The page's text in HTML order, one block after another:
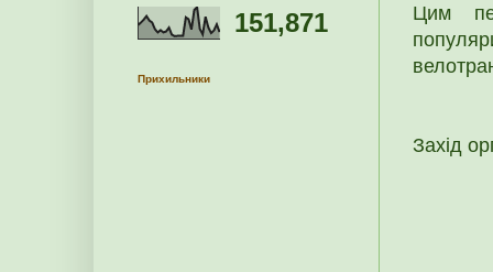
Цим
Захід
151,871
Прихильники